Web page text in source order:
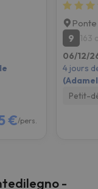
€/pers.
9
163
06/12/
4 jours
Petit-
-